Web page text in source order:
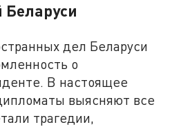
Беларуси
дел Беларуси
о
В настоящее
выясняют все
трагедии,